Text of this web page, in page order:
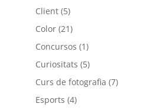
Client(5)
Color(21)
Concursos (1)
Curiositats (5)
Curs de fotografia (7)
Esports (4)